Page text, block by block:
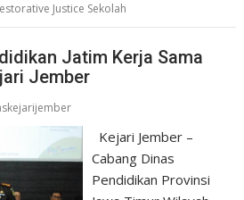
Justice Sekolah
Jatim Kerja Sama
Jember
Kejari Jember –
Cabang Dinas
Pendidikan Provinsi